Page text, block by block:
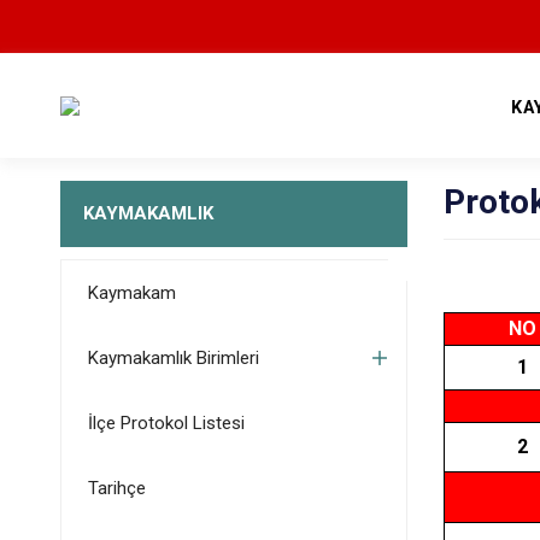
KAYMAKAMLIK
Kaymakam
Kaymakamlık Birimleri
İlçe Protokol Listesi
Tarihçe
NO
1
2